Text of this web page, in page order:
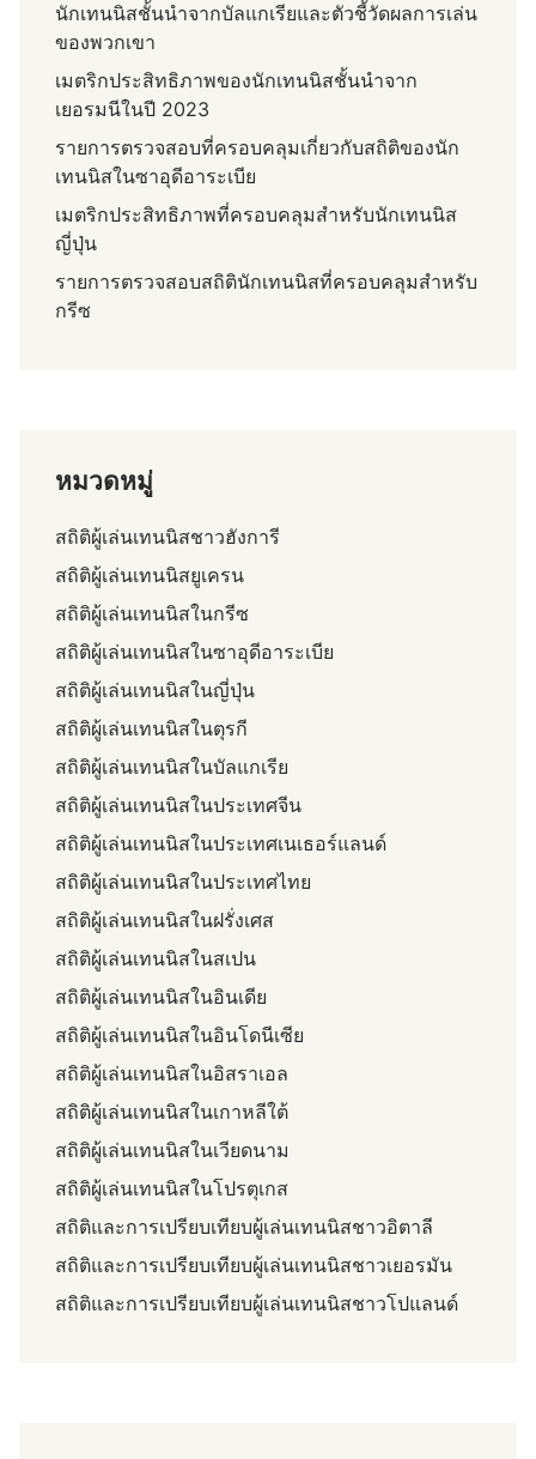
นักเทนนิสชั้นนำจากบัลแกเรียและตัวชี้วัดผลการเล่น
ของพวกเขา
เมตริกประสิทธิภาพของนักเทนนิสชั้นนำจาก
เยอรมนีในปี 2023
รายการตรวจสอบที่ครอบคลุมเกี่ยวกับสถิติของนัก
เทนนิสในซาอุดีอาระเบีย
เมตริกประสิทธิภาพที่ครอบคลุมสำหรับนักเทนนิส
ญี่ปุ่น
รายการตรวจสอบสถิตินักเทนนิสที่ครอบคลุมสำหรับ
กรีซ
หมวดหมู่
สถิติผู้เล่นเทนนิสชาวฮังการี
สถิติผู้เล่นเทนนิสยูเครน
สถิติผู้เล่นเทนนิสในกรีซ
สถิติผู้เล่นเทนนิสในซาอุดีอาระเบีย
สถิติผู้เล่นเทนนิสในญี่ปุ่น
สถิติผู้เล่นเทนนิสในตุรกี
สถิติผู้เล่นเทนนิสในบัลแกเรีย
สถิติผู้เล่นเทนนิสในประเทศจีน
สถิติผู้เล่นเทนนิสในประเทศเนเธอร์แลนด์
สถิติผู้เล่นเทนนิสในประเทศไทย
สถิติผู้เล่นเทนนิสในฝรั่งเศส
สถิติผู้เล่นเทนนิสในสเปน
สถิติผู้เล่นเทนนิสในอินเดีย
สถิติผู้เล่นเทนนิสในอินโดนีเซีย
สถิติผู้เล่นเทนนิสในอิสราเอล
สถิติผู้เล่นเทนนิสในเกาหลีใต้
สถิติผู้เล่นเทนนิสในเวียดนาม
สถิติผู้เล่นเทนนิสในโปรตุเกส
สถิติและการเปรียบเทียบผู้เล่นเทนนิสชาวอิตาลี
สถิติและการเปรียบเทียบผู้เล่นเทนนิสชาวเยอรมัน
สถิติและการเปรียบเทียบผู้เล่นเทนนิสชาวโปแลนด์